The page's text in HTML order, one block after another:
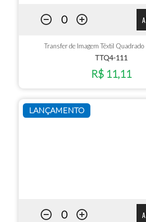
Transfer de Imagem Têxtil Quadrado
TTQ4-111
R$ 11,11
LANÇAMENTO